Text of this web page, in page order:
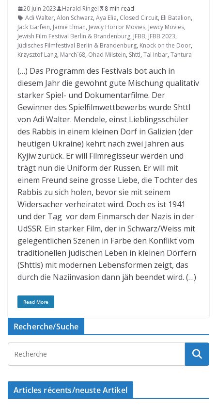
20 juin 2023 Harald Ringel
8 min read
Adi Walter, Alon Schwarz, Aya Elia, Closed Circuit, Eli Batalion,
Jack Garfein, Jamie Elman, Jewcy Horror Movies, Jewcy Movies,
Jewish Film Festival Berlin & Brandenburg, JFBB, JFBB 2023,
Jüdisches Filmfestival Berlin & Brandenburg, Knock on the Door,
Krzysztof Lang, March`68, Ohad Milstein, Shttl, Tal Inbar, Tantura
(…) Das Programm des Festivals bot auch in
diesem Jahr die gewohnt gute Mischung qualitativ
starker Spiel- und Dokumentarfilme. Der
Gewinner des Spielfilmwettbewerbs wurde Shttl
von Adi Walter. Mendele, einst Lieblingsschüler
des Rabbis in einem kleinen Dorf in Galizien (der
heutigen Ukraine) kehrt nach zwei Jahren aus
Kyjiw zurück. Er will Filmregisseur werden und
trägt nun die Uniform der Russen. Er will mit
einem Freund seine grosse Liebe, die Tochter des
Rabbis zu sich holen, bevor sie mit seinem
Widersacher verheiratet wird. Doch es ist 1941
und der Tag vor dem Einmarsch der Nazis in der
UdSSR. Ein starker Film, der in Schwarz/Weiss mit
gelegentlichen Szenen in Farbe den Konflikt vom
traditionellen jüdischen Leben in kleinen Dörfern
(Shttls) mit modernen Lebensformen zeigt, das
durch die Naziinvasion dann jäh beendet wird. (…)
Read More
Recherche/Suche
Articles récents/neuste Artikel